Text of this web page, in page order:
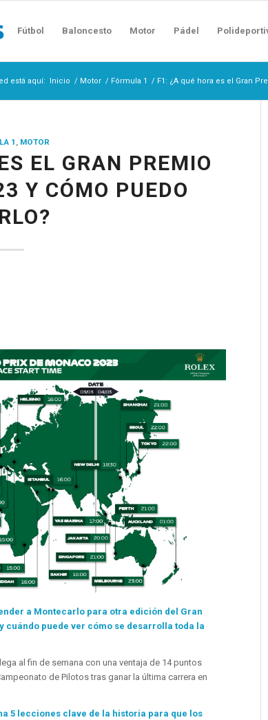
Fútbol Baloncesto Motor Pádel
está aquí: Inicio / Motor / Fórmula 1 / F1: ¿A qué hora es el Gran
1 , MOTOR
EL GRAN PREMIO
Y CÓMO PUEDO
a Montecarlo para otra edición del Gran
cuándo puede ver cómo se desarrolla toda la
al fin de semana con una ventaja de 14 puntos
de Pilotos tras ganar la última carrera en
5 lecciones clave de la historia para que los